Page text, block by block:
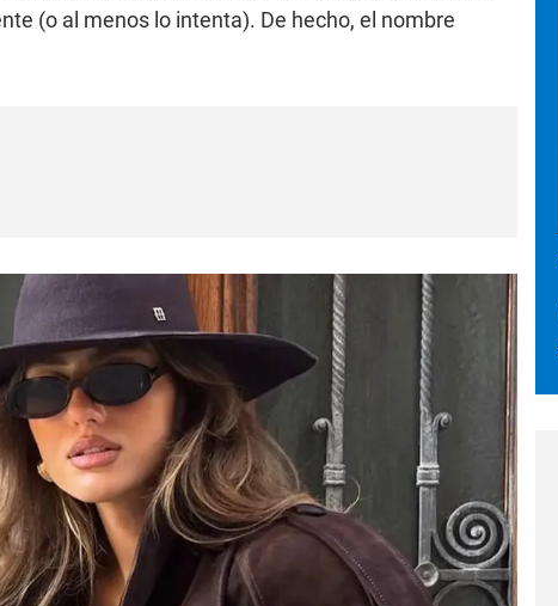
(o al menos lo intenta). De hecho, el nombre